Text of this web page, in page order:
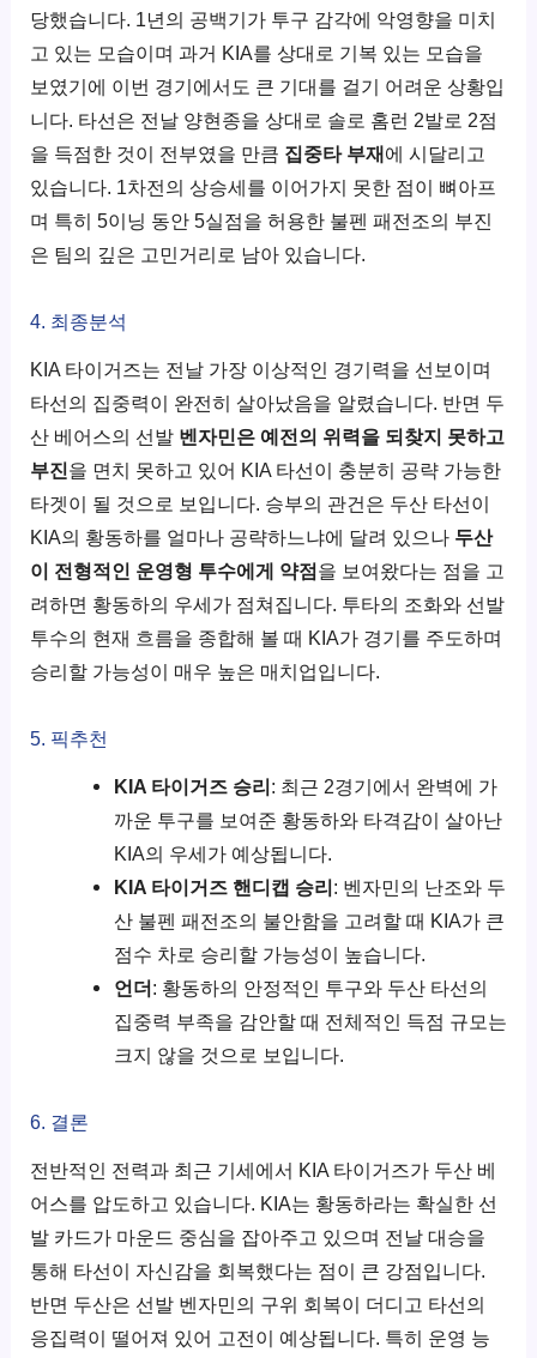
당했습니다. 1년의 공백기가 투구 감각에 악영향을 미치
고 있는 모습이며 과거 KIA를 상대로 기복 있는 모습을
보였기에 이번 경기에서도 큰 기대를 걸기 어려운 상황입
니다. 타선은 전날 양현종을 상대로 솔로 홈런 2발로 2점
을 득점한 것이 전부였을 만큼 집중타 부재에 시달리고
있습니다. 1차전의 상승세를 이어가지 못한 점이 뼈아프
며 특히 5이닝 동안 5실점을 허용한 불펜 패전조의 부진
은 팀의 깊은 고민거리로 남아 있습니다.
4. 최종분석
KIA 타이거즈는 전날 가장 이상적인 경기력을 선보이며
타선의 집중력이 완전히 살아났음을 알렸습니다. 반면 두
산 베어스의 선발 벤자민은 예전의 위력을 되찾지 못하고
부진을 면치 못하고 있어 KIA 타선이 충분히 공략 가능한
타겟이 될 것으로 보입니다. 승부의 관건은 두산 타선이
KIA의 황동하를 얼마나 공략하느냐에 달려 있으나 두산
이 전형적인 운영형 투수에게 약점을 보여왔다는 점을 고
려하면 황동하의 우세가 점쳐집니다. 투타의 조화와 선발
투수의 현재 흐름을 종합해 볼 때 KIA가 경기를 주도하며
승리할 가능성이 매우 높은 매치업입니다.
5. 픽추천
KIA 타이거즈 승리: 최근 2경기에서 완벽에 가
까운 투구를 보여준 황동하와 타격감이 살아난
KIA의 우세가 예상됩니다.
KIA 타이거즈 핸디캡 승리: 벤자민의 난조와 두
산 불펜 패전조의 불안함을 고려할 때 KIA가 큰
점수 차로 승리할 가능성이 높습니다.
언더: 황동하의 안정적인 투구와 두산 타선의
집중력 부족을 감안할 때 전체적인 득점 규모는
크지 않을 것으로 보입니다.
6. 결론
전반적인 전력과 최근 기세에서 KIA 타이거즈가 두산 베
어스를 압도하고 있습니다. KIA는 황동하라는 확실한 선
발 카드가 마운드 중심을 잡아주고 있으며 전날 대승을
통해 타선이 자신감을 회복했다는 점이 큰 강점입니다.
반면 두산은 선발 벤자민의 구위 회복이 더디고 타선의
응집력이 떨어져 있어 고전이 예상됩니다. 특히 운영 능